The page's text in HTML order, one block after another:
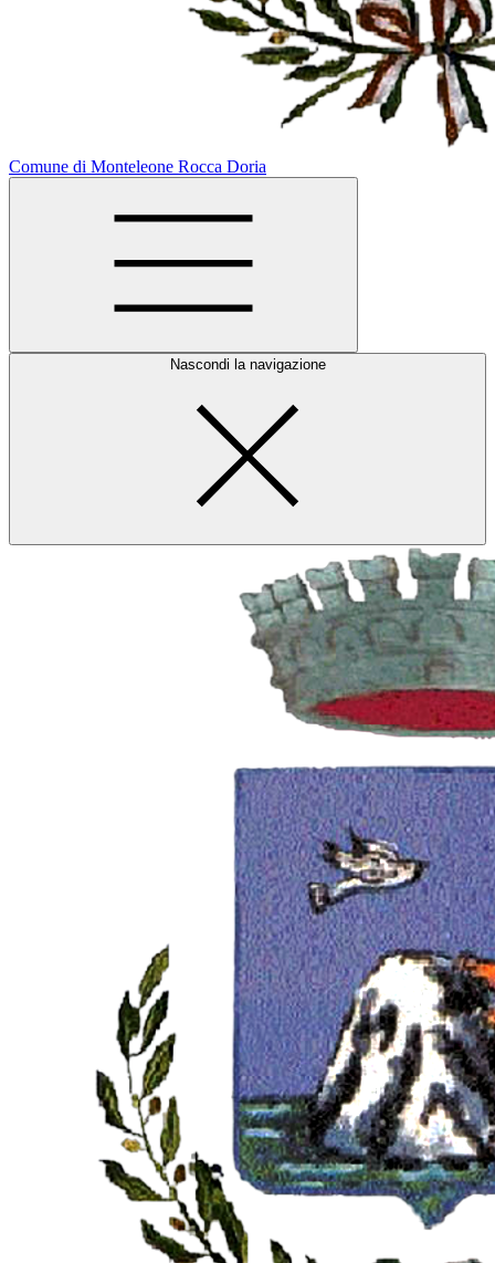
Comune di Monteleone Rocca Doria
Nascondi la navigazione